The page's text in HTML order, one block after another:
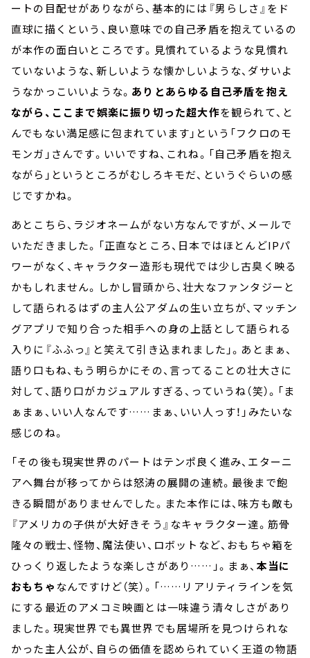
ートの目配せがありながら、基本的には『男らしさ』をド
直球に描くという、良い意味での自己矛盾を抱えているの
が本作の面白いところです。見慣れているような見慣れ
ていないような、新しいような懐かしいような、ダサいよ
うなかっこいいような。 ありとあらゆる自己矛盾を抱え
ながら、ここまで娯楽に振り切った超大作を観られて、と
んでもない満足感に包まれています」という「フクロのモ
モンガ」さんです。いいですね、これね。「自己矛盾を抱え
ながら」というところがむしろキモだ、というぐらいの感
じですかね。
あとこちら、ラジオネームがない方なんですが、メールで
いただきました。「正直なところ、日本ではほとんどIPパ
ワーがなく、キャラクター造形も現代では少し古臭く映る
かもしれません。しかし冒頭から、壮大なファンタジーと
して語られるはずの主人公アダムの生い立ちが、マッチン
グアプリで知り合った相手への身の上話として語られる
入りに『ふふっ』と笑えて引き込まれました」。あとまぁ、
語り口もね、もう明らかにその、言ってることの壮大さに
対して、語り口がカジュアルすぎる、っていうね（笑）。「ま
ぁまぁ、いい人なんです……まぁ、いい人っす！」みたいな
感じのね。
「その後も現実世界のパートはテンポ良く進み、エターニ
アへ舞台が移ってからは怒涛の展開の連続。最後まで飽
きる瞬間がありませんでした。また本作には、味方も敵も
『アメリカの子供が大好きそう』なキャラクター達。筋骨
隆々の戦士、怪物、魔法使い、ロボットなど、おもちゃ箱を
ひっくり返したような楽しさがあり……」。まぁ、 本当に
おもちゃ なんですけど（笑）。「……リアリティラインを気
にする最近のアメコミ映画とは一味違う清々しさがあり
ました。現実世界でも異世界でも居場所を見つけられな
かった主人公が、自らの価値を認められていく王道の物語